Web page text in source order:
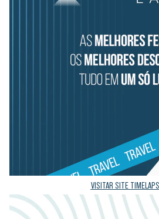
VISITAR SITE